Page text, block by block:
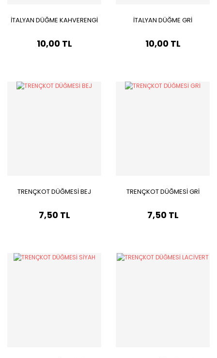
İTALYAN DÜĞME KAHVERENGİ
10,00 TL
İTALYAN DÜĞME GRİ
10,00 TL
TRENÇKOT DÜĞMESİ BEJ
7,50 TL
TRENÇKOT DÜĞMESİ GRİ
7,50 TL